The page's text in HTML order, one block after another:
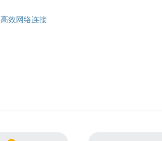
效网络连接